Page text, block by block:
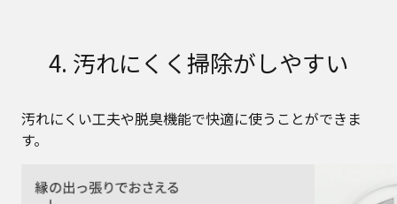
4. 汚れにくく掃除がしやすい
汚れにくい工夫や脱臭機能で快適に使うことができま
す。